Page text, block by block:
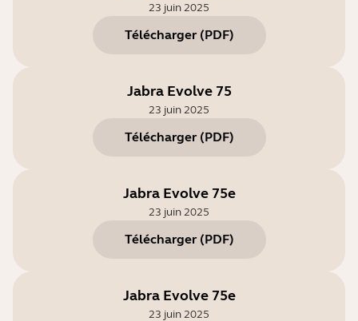
23 juin 2025
Télécharger (PDF)
Jabra Evolve 75
23 juin 2025
Télécharger (PDF)
Jabra Evolve 75e
23 juin 2025
Télécharger (PDF)
Jabra Evolve 75e
23 juin 2025